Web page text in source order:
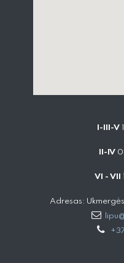
I-III-V
II-IV
VI - VII
Adresas: